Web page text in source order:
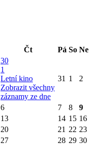
Čt Pá So Ne
30
1
Letní kino
Zobrazit všechny
záznamy ze dne
31 1 2
6 7 8
9
13 14 15 16
20 21 22 23
27 28 29 30